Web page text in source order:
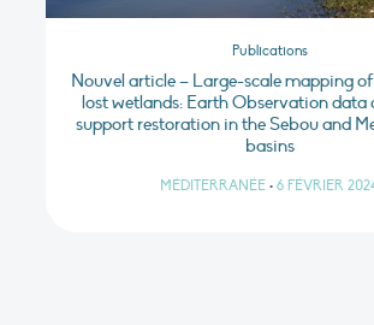
Publications
Nouvel article – Large-scale mapping
lost wetlands: Earth Observation data
support restoration in the Sebou and
basins
MÉDITERRANÉE • 6 FÉVRIER